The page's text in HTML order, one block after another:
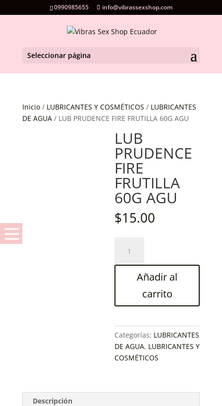
0990985655 info@vibrassexshop.com
Seleccionar página
Inicio/ LUBRICANTES Y COSMÉTICOS / LUBRICANTES
DE AGUA/ LUB PRUDENCE FIRE FRUTILLA 60G AGU
LUB
PRUDENCE
FIRE
FRUTILLA
60G AGU
$15.00
PRUDENCE
FIRE
FRUTILLAAñadir al
carrito
Categorías: LUBRICANTES
DE AGUA, LUBRICANTES Y
COSMÉTICOS
Descripción